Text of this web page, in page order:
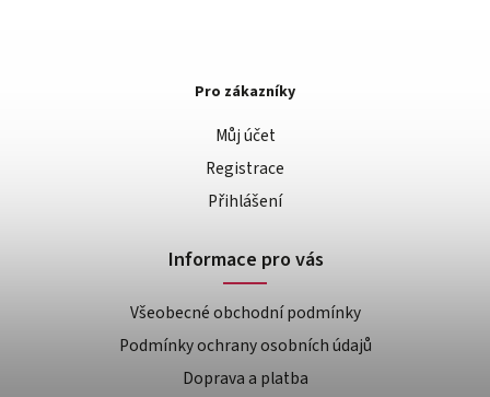
Pro zákazníky
Můj účet
Registrace
Přihlášení
Informace pro vás
Všeobecné obchodní podmínky
Podmínky ochrany osobních údajů
Doprava a platba